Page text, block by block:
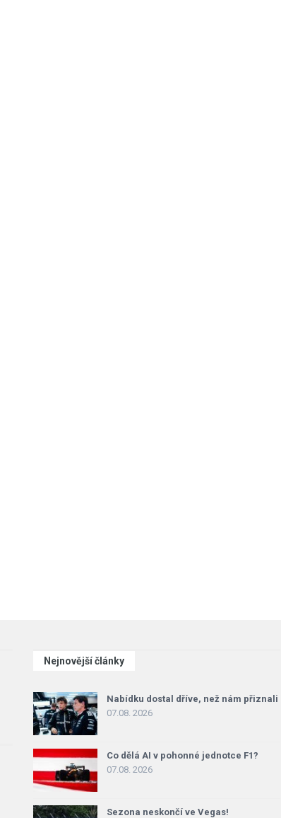
Nejnovější články
Nabídku dostal dříve, než nám přiznali
07.08. 2026
Co dělá AI v pohonné jednotce F1?
07.08. 2026
Sezona neskončí ve Vegas!